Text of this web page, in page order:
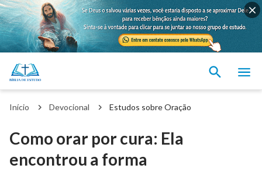
Início Devocional Estudos sobre Oração
Como orar por cura: Ela
encontrou a forma